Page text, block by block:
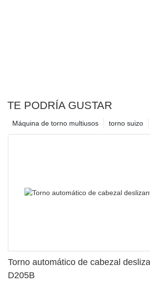
TE PODRÍA GUSTAR
torno suizo
Máquina de torno multiusos
Torno automático de cabezal
D205B